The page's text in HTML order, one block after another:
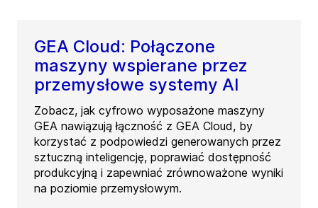
GEA Cloud: Połączone
maszyny wspierane przez
przemysłowe systemy AI
Zobacz, jak cyfrowo wyposażone maszyny
GEA nawiązują łączność z GEA Cloud, by
korzystać z podpowiedzi generowanych przez
sztuczną inteligencję, poprawiać dostępność
produkcyjną i zapewniać zrównoważone wyniki
na poziomie przemysłowym.